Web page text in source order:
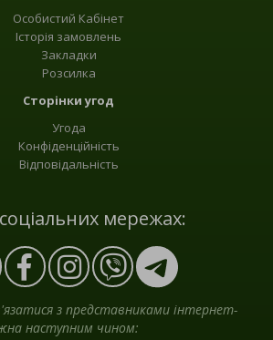
Особистий Кабінет
Історія замовлень
Закладки
Розсилка
Сторінки угод
Угода
Конфіденційність
Відповідальність
мережах:
з представниками інтернет-
наступним чином: